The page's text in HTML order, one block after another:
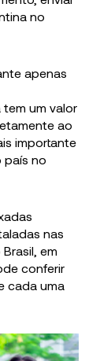
no
apenas
um valor
ao
importante
país no
nas
em
conferir
cada uma